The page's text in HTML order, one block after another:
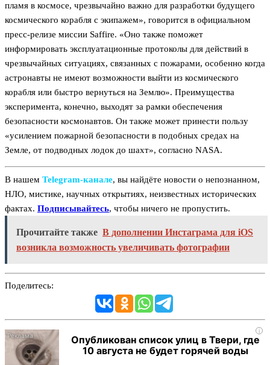
пламя в космосе, чрезвычайно важно для разработки будущего
космического корабля с экипажем», говорится в официальном
пресс-релизе миссии Saffire. «Оно также поможет
информировать эксплуатационные протоколы для действий в
чрезвычайных ситуациях, связанных с пожарами, особенно когда
астронавты не имеют возможности выйти из космического
корабля или быстро вернуться на Землю». Преимущества
эксперимента, конечно, выходят за рамки обеспечения
безопасности космонавтов. Он также может принести пользу
«усилением пожарной безопасности в подобных средах на
Земле, от подводных лодок до шахт», согласно NASA.
В нашем Telegram‑канале, вы найдёте новости о непознанном,
НЛО, мистике, научных открытиях, неизвестных исторических
фактах. Подписывайтесь, чтобы ничего не пропустить.
Прочитайте также В дополнении Инстаграма для iOS
возникла возможность увеличивать фотографии
Поделитесь:
i
Опубликован список улиц в Твери, где
10 августа не будет горячей воды